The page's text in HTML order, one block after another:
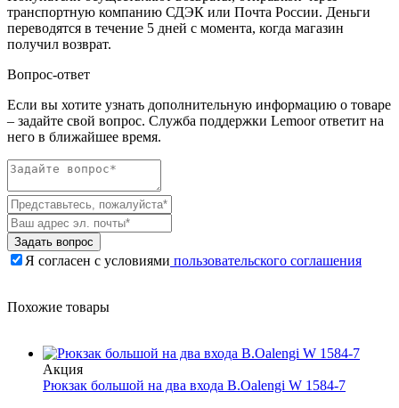
транспортную компанию СДЭК или Почта России. Деньги
переводятся в течение 5 дней с момента, когда магазин
получил возврат.
Вопрос-ответ
Если вы хотите узнать дополнительную информацию о товаре
– задайте свой вопрос. Служба поддержки Lemoor ответит на
него в ближайшее время.
Задать вопрос
Я согласен с условиями пользовательского соглашения
Похожие товары
Акция
Рюкзак большой на два входа B.Oalengi W 1584-7